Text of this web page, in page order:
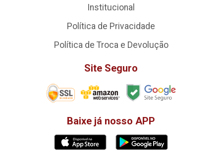
Institucional
Política de Privacidade
Política de Troca e Devolução
Site Seguro
Baixe já nosso APP